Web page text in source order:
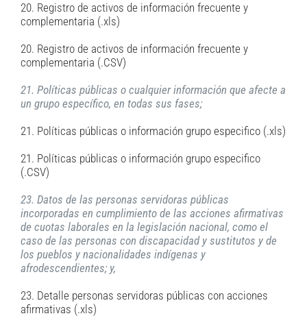
20. Registro de activos de información frecuente y
complementaria (.xls)
20. Registro de activos de información frecuente y
complementaria (.CSV)
21. Políticas públicas o cualquier información que afecte a
un grupo específico, en todas sus fases;
21. Políticas públicas o información grupo especifico (.xls)
21. Políticas públicas o información grupo especifico
(.CSV)
23. Datos de las personas servidoras públicas
incorporadas en cumplimiento de las acciones afirmativas
de cuotas laborales en la legislación nacional, como el
caso de las personas con discapacidad y sustitutos y de
los pueblos y nacionalidades indígenas y
afrodescendientes; y,
23. Detalle personas servidoras públicas con acciones
afirmativas (.xls)